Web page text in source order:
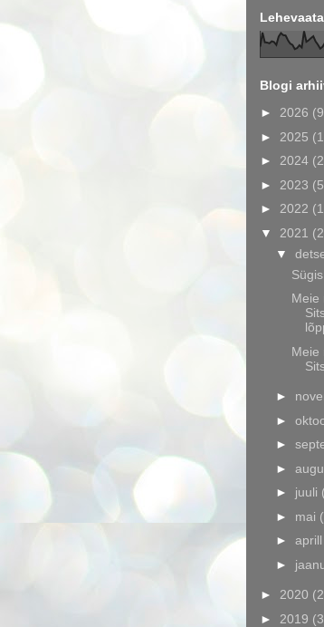
Blogi
► 2026
► 2025
► 2024
► 2023
► 2022
▼ 2021
▼
Meie
Meie
►
►
►
►
► juuli
► mai
► aprill
►
► 2020
► 2019